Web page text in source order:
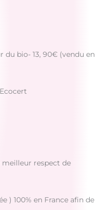
du bio- 13, 90€ (vendu en
meilleur respect de
) 100% en France afin de